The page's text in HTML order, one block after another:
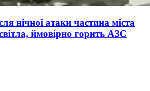
нічної атаки частина міста
ймовірно горить АЗС